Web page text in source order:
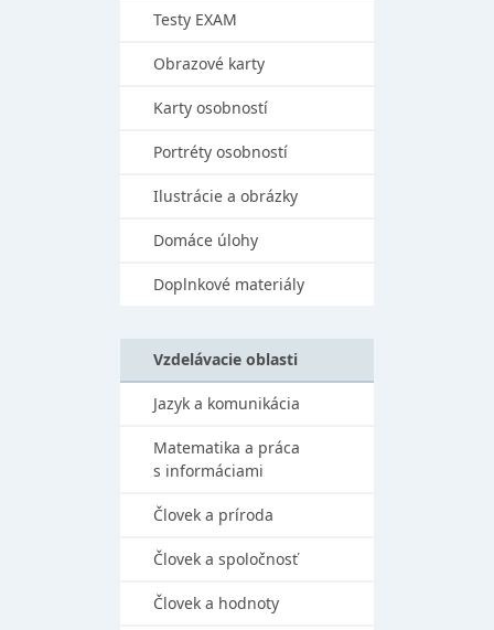
Testy EXAM
Obrazové karty
Karty osobností
Portréty osobností
Ilustrácie a obrázky
Domáce úlohy
Doplnkové materiály
Vzdelávacie oblasti
Jazyk a komunikácia
Matematika a práca
s informáciami
Človek a príroda
Človek a spoločnosť
Človek a hodnoty